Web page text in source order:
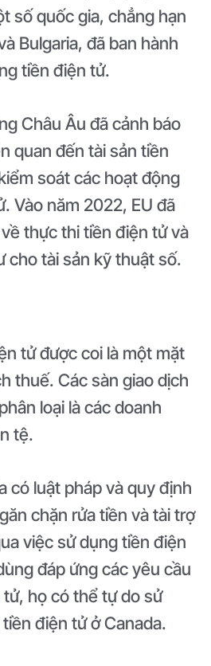
số quốc gia, chẳng hạn
Bulgaria, đã ban hành
tiền điện tử.
Châu Âu đã cảnh báo
quan đến tài sản tiền
soát các hoạt động
Vào năm 2022, EU đã
thực thi tiền điện tử và
cho tài sản kỹ thuật số.
tử được coi là một mặt
thuế. Các sàn giao dịch
loại là các doanh
tệ.
có luật pháp và quy định
chặn rửa tiền và tài trợ
việc sử dụng tiền điện
đáp ứng các yêu cầu
họ có thể tự do sử
điện tử ở Canada.